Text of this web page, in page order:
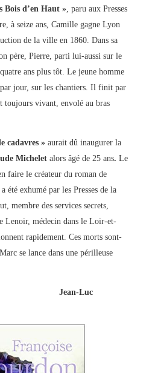
Bois d’en Haut », paru aux Presses
à seize ans, Camille gagne Lyon
de la ville en 1860. Dans sa
père, Pierre, parti lui-aussi sur le
ans plus tôt. Le jeune homme
jour, sur les chantiers. Il finit par
toujours vivant, envolé au bras
cadavres »aurait dû inaugurer la
Micheletalors âgé de 25 ans. Le
faire le créateur du roman de
été exhumé par les Presses de la
membre des services secrets,
Lenoir, médecin dans le Loir-et-
rapidement. Ces morts sont-
se lance dans une périlleuse
Jean-Luc